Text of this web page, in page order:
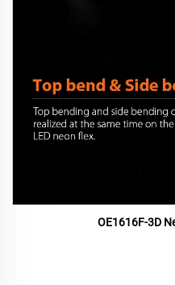
OE1616F-3D